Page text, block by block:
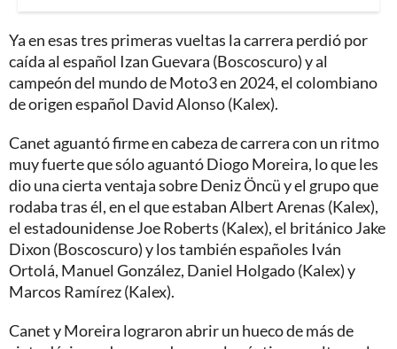
Ya en esas tres primeras vueltas la carrera perdió por
caída al español Izan Guevara (Boscoscuro) y al
campeón del mundo de Moto3 en 2024, el colombiano
de origen español David Alonso (Kalex).
Canet aguantó firme en cabeza de carrera con un ritmo
muy fuerte que sólo aguantó Diogo Moreira, lo que les
dio una cierta ventaja sobre Deniz Öncü y el grupo que
rodaba tras él, en el que estaban Albert Arenas (Kalex),
el estadounidense Joe Roberts (Kalex), el británico Jake
Dixon (Boscoscuro) y los también españoles Iván
Ortolá, Manuel González, Daniel Holgado (Kalex) y
Marcos Ramírez (Kalex).
Canet y Moreira lograron abrir un hueco de más de